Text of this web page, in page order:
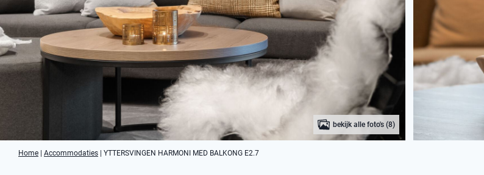
bekijk alle foto's (8)
Home Accommodaties YTTERSVINGEN HARMONI MED BALKONG E2.7